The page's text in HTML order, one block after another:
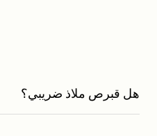
هل قبرص ملاذ ضريبي؟